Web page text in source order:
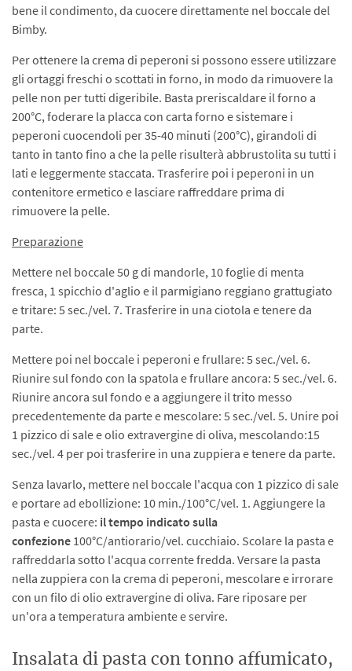
bene il condimento, da cuocere direttamente nel boccale del
Bimby.
Per ottenere la crema di peperoni si possono essere utilizzare
gli ortaggi freschi o scottati in forno, in modo da rimuovere la
pelle non per tutti digeribile. Basta preriscaldare il forno a
200°C, foderare la placca con carta forno e sistemare i
peperoni cuocendoli per 35-40 minuti (200°C), girandoli di
tanto in tanto fino a che la pelle risulterà abbrustolita su tutti i
lati e leggermente staccata. Trasferire poi i peperoni in un
contenitore ermetico e lasciare raffreddare prima di
rimuovere la pelle.
Preparazione
Mettere nel boccale 50 g di mandorle, 10 foglie di menta
fresca, 1 spicchio d'aglio e il parmigiano reggiano grattugiato
e tritare: 5 sec./vel. 7. Trasferire in una ciotola e tenere da
parte.
Mettere poi nel boccale i peperoni e frullare: 5 sec./vel. 6.
Riunire sul fondo con la spatola e frullare ancora: 5 sec./vel. 6.
Riunire ancora sul fondo e a aggiungere il trito messo
precedentemente da parte e mescolare: 5 sec./vel. 5. Unire poi
1 pizzico di sale e olio extravergine di oliva, mescolando:15
sec./vel. 4 per poi trasferire in una zuppiera e tenere da parte.
Senza lavarlo, mettere nel boccale l'acqua con 1 pizzico di sale
e portare ad ebollizione: 10 min./100°C/vel. 1. Aggiungere la
pasta e cuocere: il tempo indicato sulla
confezione 100°C/antiorario/vel. cucchiaio. Scolare la pasta e
raffreddarla sotto l'acqua corrente fredda. Versare la pasta
nella zuppiera con la crema di peperoni, mescolare e irrorare
con un filo di olio extravergine di oliva. Fare riposare per
un'ora a temperatura ambiente e servire.
Insalata di pasta con tonno affumicato,